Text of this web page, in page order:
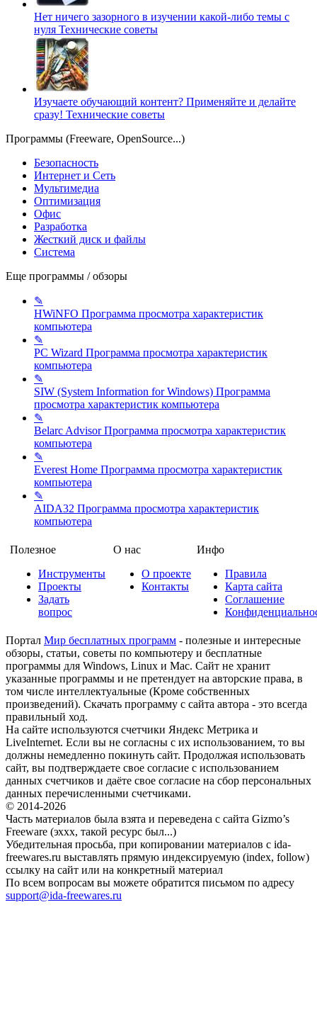
Нет ничего зазорного в изучении какой-либо темы с
нуля Технические советы
Изучаете обучающий контент? Применяйте и делайте
сразу! Технические советы
Программы (Freeware, OpenSource...)
Безопасность
Интернет и Сеть
Мультимедиа
Оптимизация
Офис
Разработка
Жесткий диск и файлы
Система
Еще программы / обзоры
✎
HWiNFO Программа просмотра характеристик
компьютера
✎
PC Wizard Программа просмотра характеристик
компьютера
✎
SIW (System Information for Windows) Программа
просмотра характеристик компьютера
✎
Belarc AdvisorПрограмма просмотра характеристик
компьютера
✎
Everest Home Программа просмотра характеристик
компьютера
✎
AIDA32 Программа просмотра характеристик
компьютера
Полезное
Инструменты
Проекты
Задать
вопрос
О нас
О проекте
Контакты
Инфо
Правила
Карта сайта
Соглашение
Портал Мир бесплатных программ - полезные и интересные
обзоры, статьи, советы по компьютеру и бесплатные
программы для Windows, Linux и Mac. Сайт не хранит
указанные программы и не претендует на авторские права, в
том числе интеллектуальные (Кроме собственных
произведений). Скачать программу с сайта автора - это всегда
правильный ход.
На сайте используются счетчики Яндекс Метрика и
LiveInternet. Если вы не согласны с их использованием, то вы
должны немедленно покинуть сайт. Продолжая использовать
сайт, вы подтверждаете свое согласие с использованием
данных счетчиков и даёте свое согласие на сбор персональных
данных перечисленными счетчиками.
© 2014-2026
Часть материалов была взята и переведена с сайта Gizmo’s
Freeware (эххх, такой ресурс был...)
Убедительная просьба, при копировании материалов с ida-
freewares.ru выставлять прямую индексируемую (index, follow)
ссылку на сайт или на конкретный материал
По всем вопросам вы можете обратится письмом по адресу
support@ida-freewares.ru